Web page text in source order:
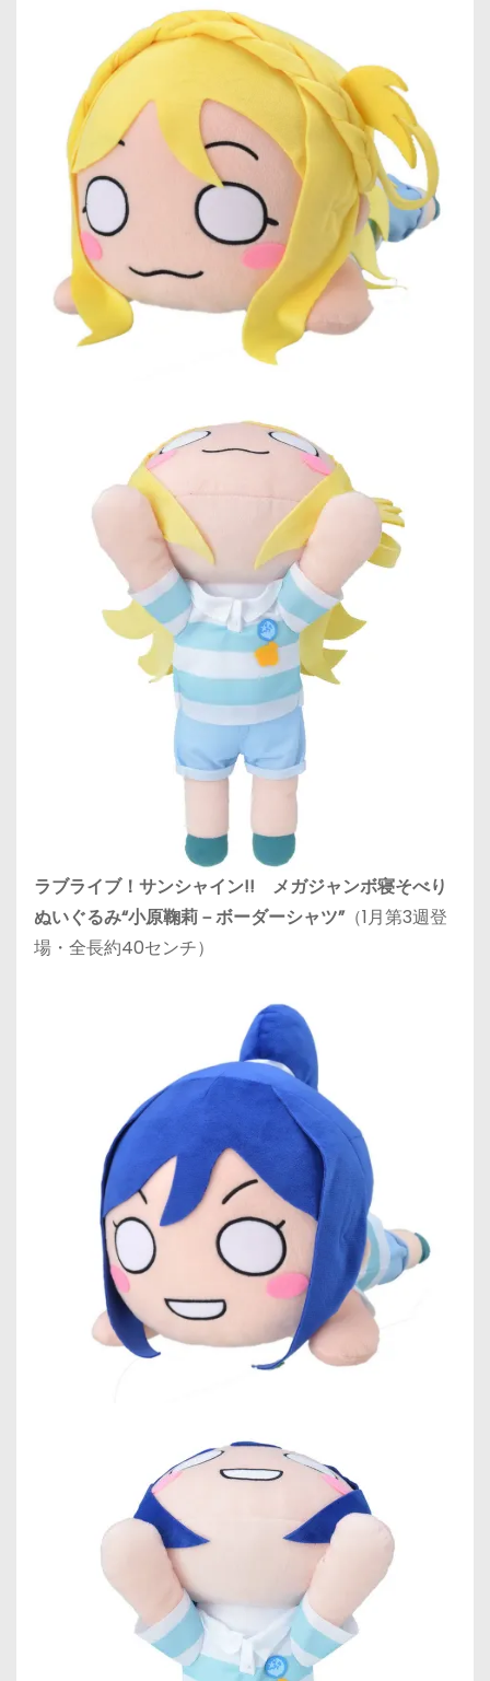
ラブライブ！サンシャイン!! メガジャンボ寝そべり
ぬいぐるみ“小原鞠莉－ボーダーシャツ”（1月第3週登
場・全長約40センチ）